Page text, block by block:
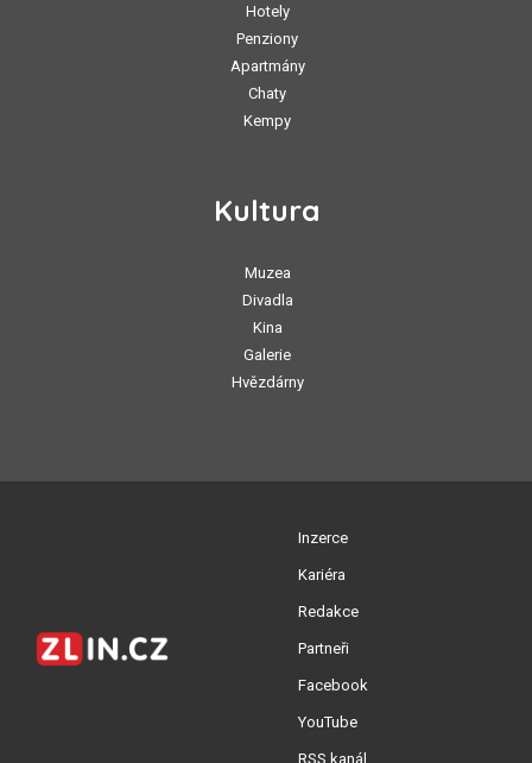
Hotely
Penziony
Apartmány
Chaty
Kempy
Kultura
Muzea
Divadla
Kina
Galerie
Hvězdárny
Inzerce
Kariéra
Redakce
Partneři
Facebook
YouTube
RSS kanál